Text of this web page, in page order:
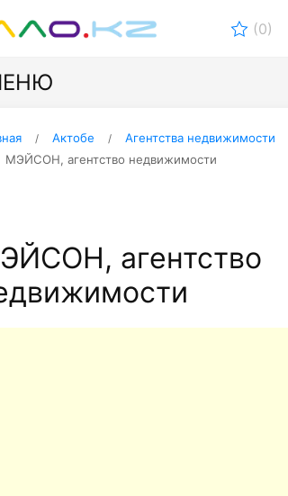
(0)
Актобе
Агентства недвижимости
МЭЙСОН, агентство недвижимости
агентство